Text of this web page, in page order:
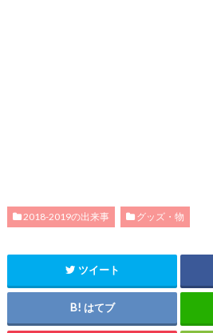
2018-2019の出来事 グッズ・物
ツイート
はてブ